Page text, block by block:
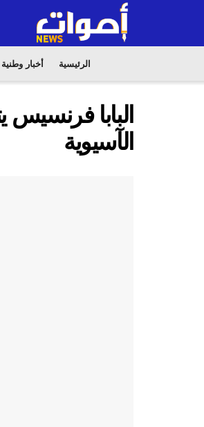
الرئيسية أخبار وطنية
البابا فرنسيس
الآسيوية